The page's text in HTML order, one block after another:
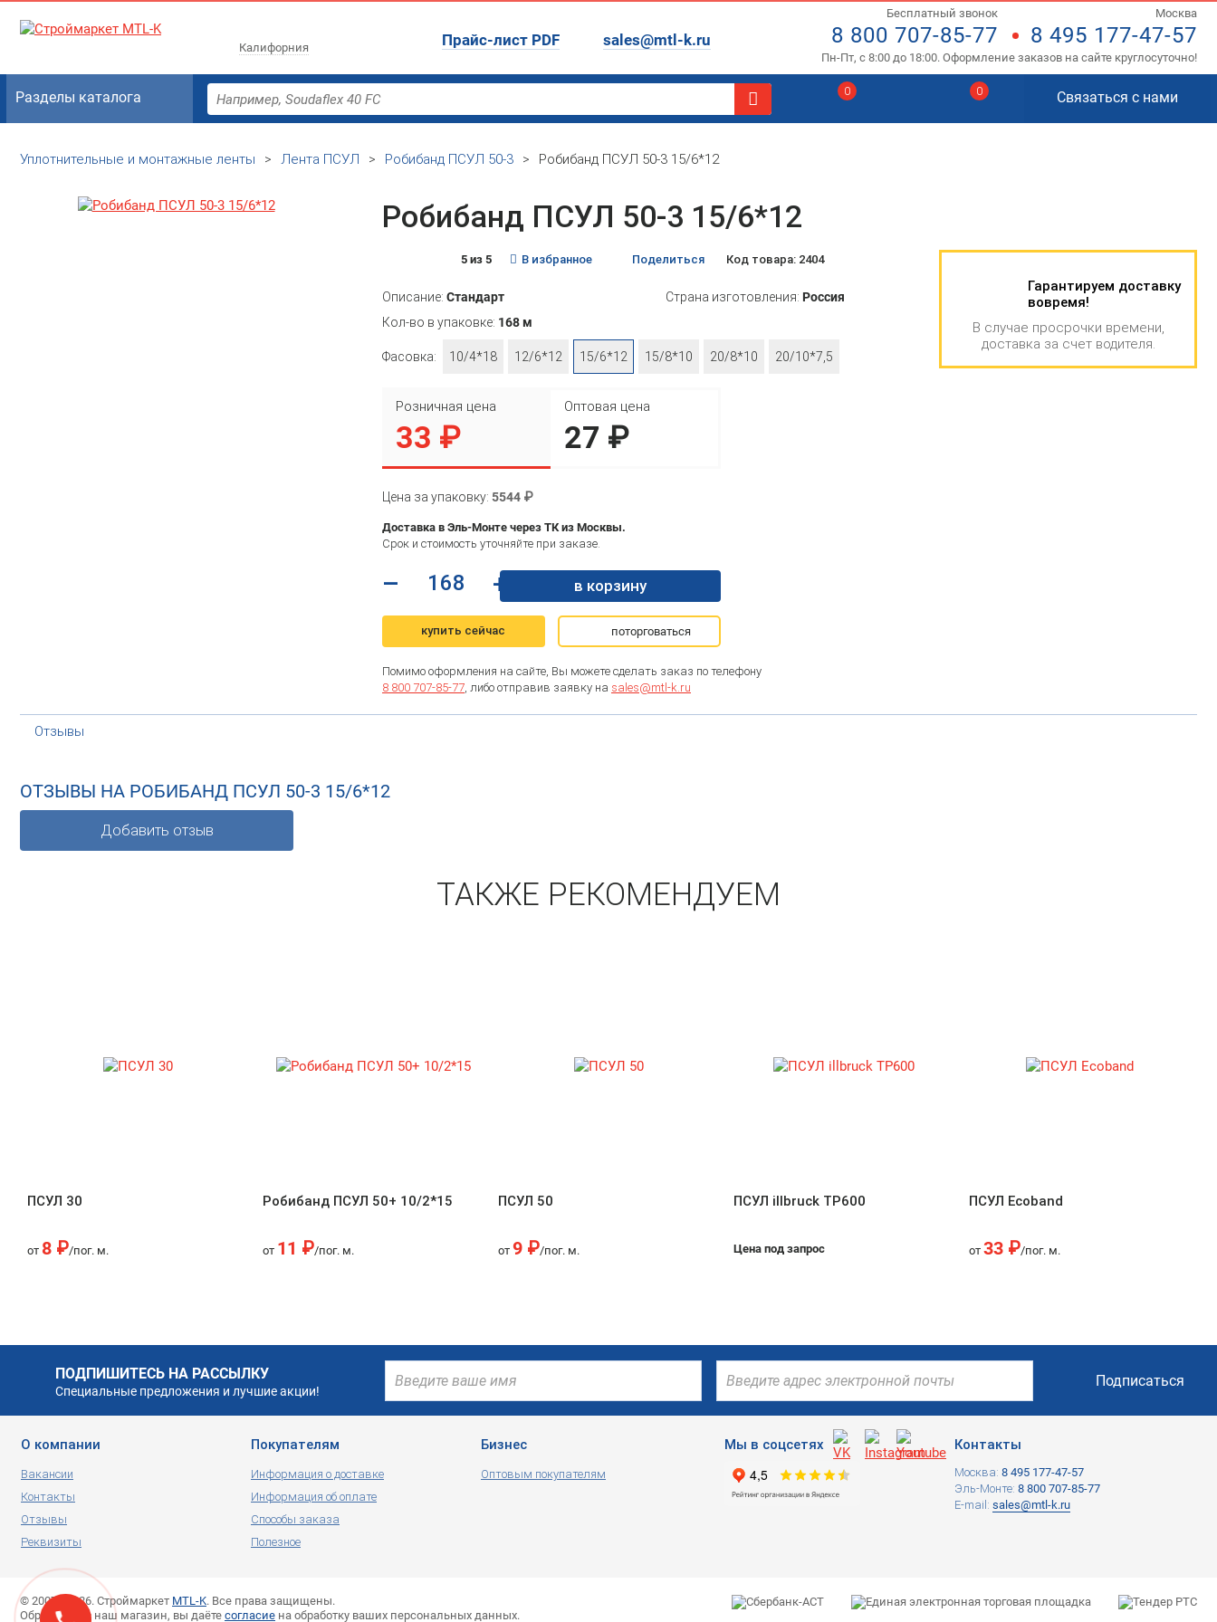
Калифорния Прайс-лист PDF sales@mtl-k.ru
Москва
8 495 177-47-57
Бесплатный звонок
8 800 707-85-77
Пн-Пт, с 8:00 до 18:00. Оформление заказов на сайте круглосуточно!
Разделы каталога Связаться с нами
0 0
Уплотнительные и монтажные ленты > Лента ПСУЛ > Робибанд ПСУЛ 50-3 > Робибанд ПСУЛ 50-3 15/6*12
Робибанд ПСУЛ 50-3 15/6*12
Гарантируем доставку
вовремя!
В случае просрочки времени,
доставка за счет водителя.
5 из 5 В избранное Поделиться Код товара: 2404
Описание: Стандарт Страна изготовления: Россия
Кол-во в упаковке: 168 м
Фасовка: 10/4*18 12/6*12 15/6*12 15/8*10 20/8*10 20/10*7,5
Розничная цена
33 ₽
Оптовая цена
27 ₽
Цена за упаковку: 5544 ₽
Доставка в Эль-Монте через ТК из Москвы.
Срок и стоимость уточняйте при заказе.
– + в корзину
купить сейчас поторговаться
Помимо оформления на сайте, Вы можете сделать заказ по телефону
8 800 707-85-77 , либо отправив заявку на sales@mtl-k.ru
Отзывы
ОТЗЫВЫ НА РОБИБАНД ПСУЛ 50-3 15/6*12
Добавить отзыв
ТАКЖЕ РЕКОМЕНДУЕМ
ПСУЛ 30
от 8 ₽/пог. м.
Робибанд ПСУЛ 50+ 10/2*15
от 11 ₽/пог. м.
ПСУЛ 50
от 9 ₽/пог. м.
ПСУЛ illbruck TP600
Цена под запрос
ПСУЛ Ecoband
от 33 ₽/пог. м.
ПОДПИШИТЕСЬ НА РАССЫЛКУ
Специальные предложения и лучшие акции!
Подписаться
О компании
Вакансии
Контакты
Отзывы
Реквизиты
Покупателям
Информация о доставке
Информация об оплате
Способы заказа
Полезное
Бизнес
Оптовым покупателям
Мы в соцсетях Контакты
Москва: 8 495 177-47-57
Эль-Монте: 8 800 707-85-77
E-mail: sales@mtl-k.ru
© 2007—2026. Строймаркет MTL-K. Все права защищены.
Обращаясь в наш магазин, вы даёте согласие на обработку ваших персональных данных.